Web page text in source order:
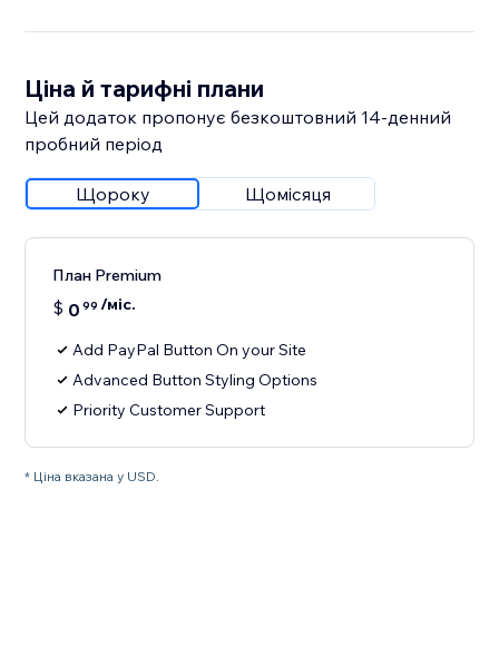
Ціна й тарифні плани
Цей додаток пропонує безкоштовний 14‑денний
пробний період
Щороку Щомісяця
План Premium
$ 0 99 /міс.
Add PayPal Button On your Site
Advanced Button Styling Options
Priority Customer Support
* Ціна вказана у USD.